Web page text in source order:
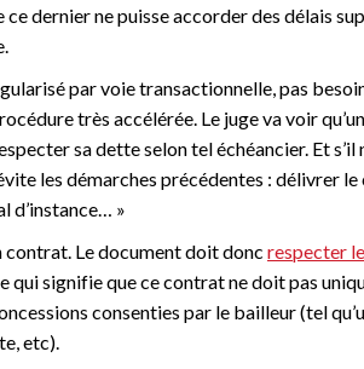
ce dernier ne puisse accorder des délais
par voie transactionnelle, pas
très accélérée. Le juge va voir
sa dette selon tel échéancier. Et
les démarches précédentes : délivrer
d’instance… »
Le document doit donc respecter
qui signifie que ce contrat ne doit pas
consenties par le bailleur (tel
etc).